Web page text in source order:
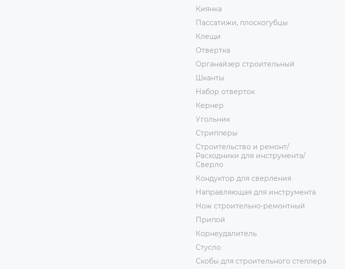
Киянка
Пассатижи, плоскогубцы
Клещи
Отвертка
Органайзер строительный
Шканты
Набор отверток
Кернер
Угольник
Стрипперы
Строительство и ремонт/
Расходники для инструмента/
Сверло
Кондуктор для сверления
Направляющая для инструмента
Нож строительно-ремонтный
Припой
Корнеудалитель
Стусло
Скобы для строительного степлера